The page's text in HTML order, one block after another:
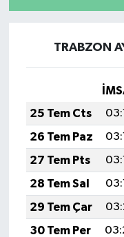
TRABZON
25 Tem Cts
26 Tem Paz
27 Tem Pts
28 Tem Sal
29 Tem Çar
30 Tem Per